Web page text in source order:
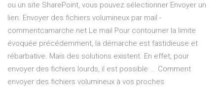
ou un site SharePoint, vous pouvez sélectionner Envoyer un
lien. Envoyer des fichiers volumineux par mail -
commentcamarche.net Le mail Pour contourner la limite
évoquée précédemment, la démarche est fastidieuse et
rébarbative. Mais des solutions existent. En effet, pour
envoyer des fichiers lourds, il est possible ... Comment
envoyer des fichiers volumineux à vos proches